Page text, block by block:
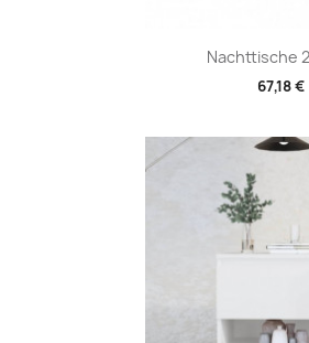
Nachttische
67,18 €
